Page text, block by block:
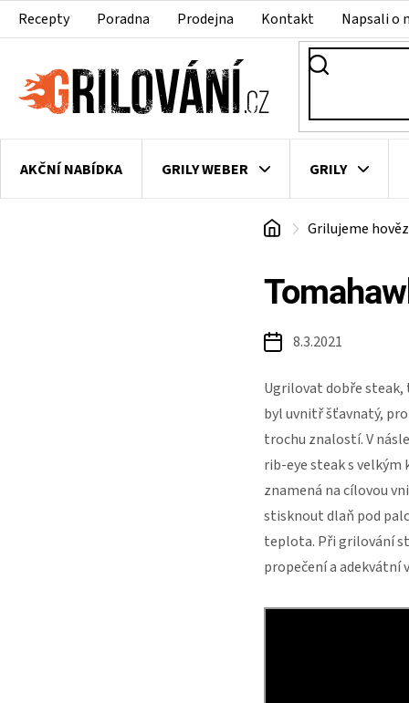
PřejítRecepty Poradna Prodejna Kontakt Napsali o
AKČNÍ NABÍDKA GRILY WEBER GRILY
LEDNICE NA ZRÁNÍ MASA
DomůGrilujeme
8.3.2021
Ugrilovat dobře steak,
byl uvnitř šťavnatý,
trochu znalostí. V
rib-eye steak s
znamená na cílovou
stisknout dlaň pod
teplota. Při grilování
propečení a